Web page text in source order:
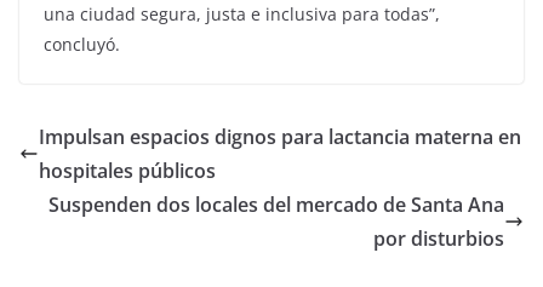
una ciudad segura, justa e inclusiva para todas”,
concluyó.
Impulsan espacios dignos para lactancia materna en
hospitales públicos
Suspenden dos locales del mercado de Santa Ana
por disturbios